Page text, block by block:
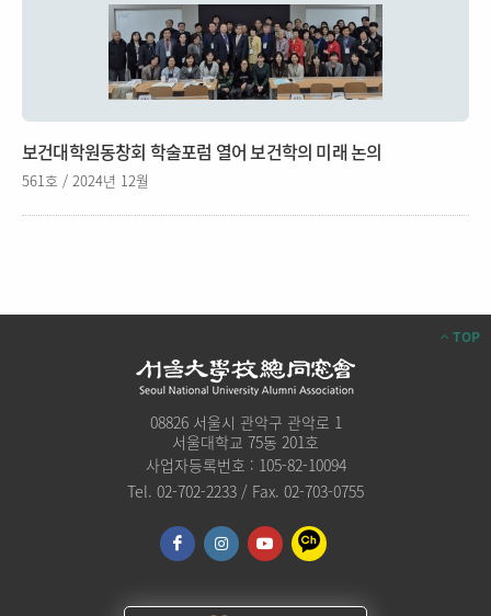
보건대학원동창회 학술포럼 열어 보건학의 미래 논의
561호 / 2024년 12월
TOP
08826 서울시 관악구 관악로 1
서울대학교 75동 201호
사업자등록번호 : 105-82-10094
Tel. 02-702-2233 / Fax. 02-703-0755